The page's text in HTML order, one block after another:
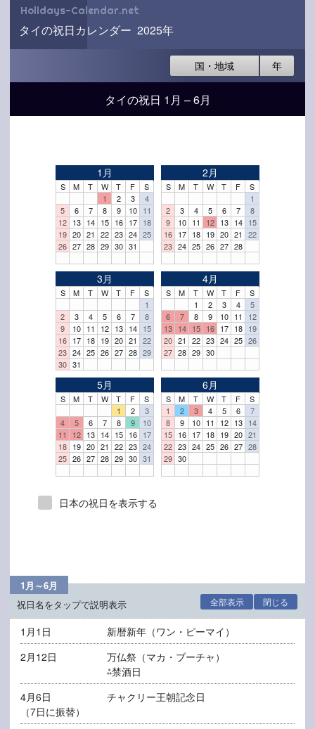
Holidays-Calendar.net
タイの祝日カレンダー 2025年
国・地域 年
タイの祝日 1月 – 6月
1月
S M T W T F
S
1
2 3
4
5
6 7 8 9 10 11
12 13 14 15 16 17 18
19 20 21 22 23 24 25
26 27 28 29 30 31
2月
S M T W T F
S
1
2
3 4 5 6 7
8
9
10 11 12 13 14 15
16 17 18 19 20 21
22
23 24 25 26 27 28
3月
S M T W T F
S
1
2
3 4 5 6 7
8
9
10 11 12 13 14 15
16 17 18 19 20 21
22
23 24 25 26 27 28 29
30 31
4月
S M T W T F
S
1
2 3 4
5
6
7 8 9 10 11
12
13 14 15 16 17 18 19
20 21 22 23 24 25 26
27 28 29 30
5月
S M T W T F
S
1
2
3
4
5 6 7 8 9
10
11
12 13 14 15 16 17
18 19 20 21 22 23 24
25 26 27 28 29 30 31
6月
S M T W T F
S
1
2 3 4 5 6
7
8
9 10 11 12 13 14
15 16 17 18 19 20 21
22 23 24 25 26 27 28
29 30
日本の祝日を表示する
1月～6月
祝日名をタップで説明表示
全部表示 閉じる
1月1日
新暦新年（ワン・ピーマイ）
2月12日
万仏祭（マカ・ブーチャ）
⁂禁酒日
4月6日
（7日に振替）
チャクリー王朝記念日